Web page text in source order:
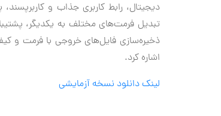
دیجیتال، رابط کاربری جذاب و
تبدیل فرمت‌های مختلف به یکدیگر،
ذخیره‌سازی فایل‌های خروجی با فرمت و
اشاره کرد.
لینک دانلود نسخه آزمایشی